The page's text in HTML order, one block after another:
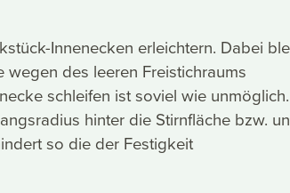
Innenecken erleichtern. Dabei
des leeren Freistichraums
schleifen ist soviel wie unmöglich.
hinter die Stirnfläche bzw.
so die der Festigkeit